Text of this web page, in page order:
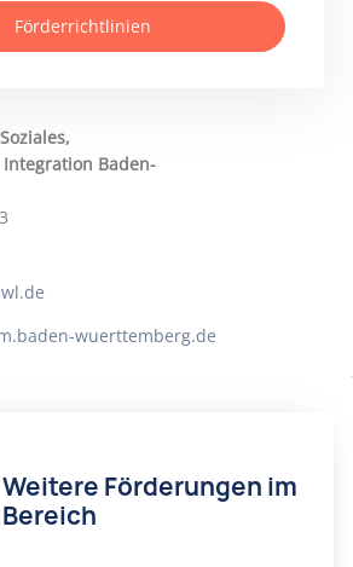
Baden-
wuerttemberg.de
Förderrichtlinien
Weitere Förderungen im
Bereich